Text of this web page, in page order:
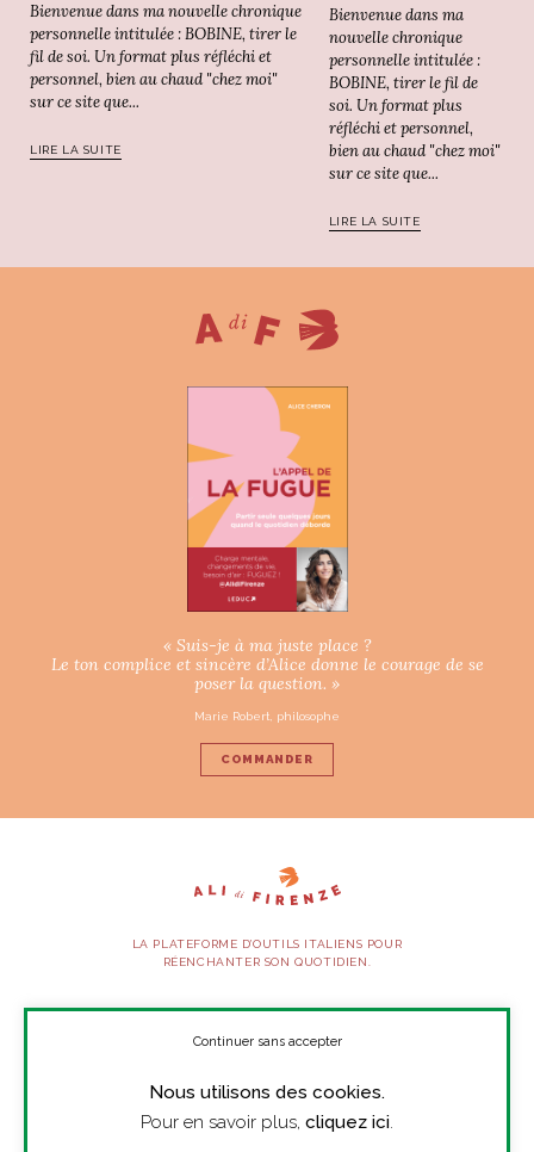
Bienvenue dans ma nouvelle chronique
personnelle intitulée : BOBINE, tirer le
fil de soi. Un format plus réfléchi et
personnel, bien au chaud "chez moi"
sur ce site que...
LIRE LA SUITE
Bienvenue dans ma
nouvelle chronique
personnelle intitulée :
BOBINE, tirer le fil de
soi. Un format plus
réfléchi et personnel,
bien au chaud "chez moi"
sur ce site que...
LIRE LA SUITE
« Suis-je à ma juste place ?
Le ton complice et sincère d’Alice donne le courage de se
poser la question. »
Marie Robert, philosophe
COMMANDER
LA PLATEFORME D’OUTILS ITALIENS POUR
RÉENCHANTER SON QUOTIDIEN.
SUIVEZ-NOUS
Nous utilisons des cookies.
Pour en savoir plus, cliquez ici.
Continuer sans accepter